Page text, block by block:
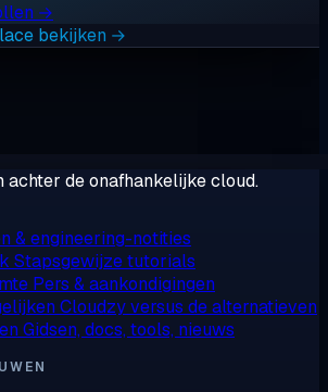
→
bekijken →
achter de onafhankelijke cloud.
& engineering-notities
Stapsgewijze tutorials
Pers & aankondigingen
Cloudzy versus de alternatieven
Gidsen, docs, tools, nieuws